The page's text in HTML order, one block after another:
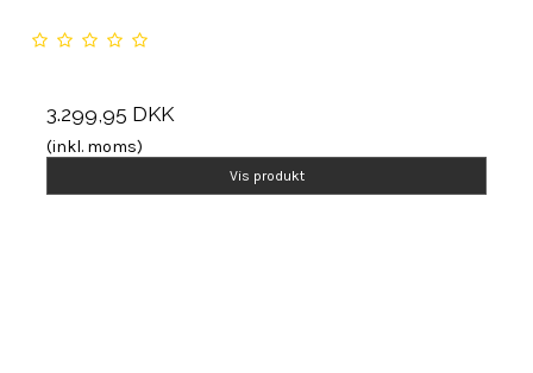
3.299,95 DKK
(inkl. moms)
Vis produkt